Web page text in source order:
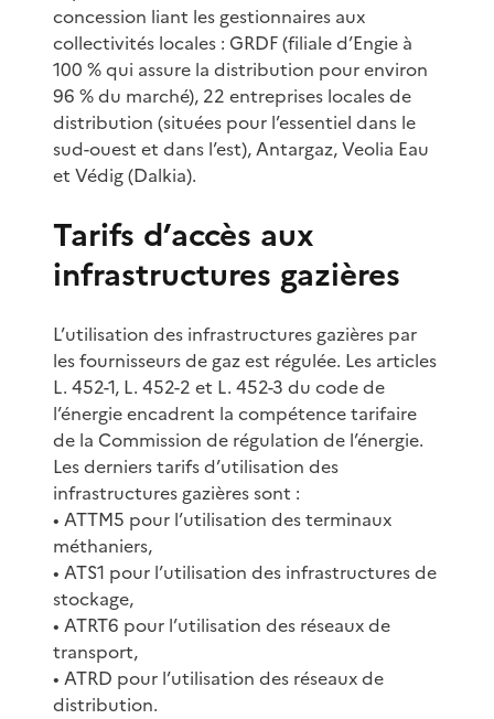
concession liant les gestionnaires aux
collectivités locales : GRDF (filiale d’Engie à
100 % qui assure la distribution pour environ
96 % du marché), 22 entreprises locales de
distribution (situées pour l’essentiel dans le
sud-ouest et dans l’est), Antargaz, Veolia Eau
et Védig (Dalkia).
Tarifs d’accès aux
infrastructures gazières
L’utilisation des infrastructures gazières par
les fournisseurs de gaz est régulée. Les articles
L. 452-1, L. 452-2 et L. 452-3 du code de
l’énergie encadrent la compétence tarifaire
de la Commission de régulation de l’énergie.
Les derniers tarifs d’utilisation des
infrastructures gazières sont :
• ATTM5 pour l’utilisation des terminaux
méthaniers,
• ATS1 pour l’utilisation des infrastructures de
stockage,
• ATRT6 pour l’utilisation des réseaux de
transport,
• ATRD pour l’utilisation des réseaux de
distribution.